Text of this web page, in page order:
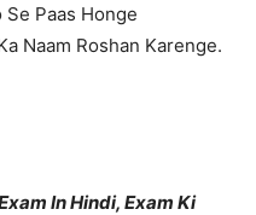
Paas Honge
Naam Roshan Karenge.
In Hindi, Exam Ki